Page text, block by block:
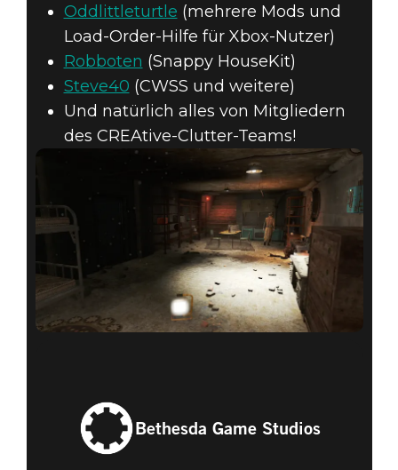
Oddlittleturtle (mehrere Mods und
Load-Order-Hilfe für Xbox-Nutzer)
Robboten (Snappy HouseKit)
Steve40 (CWSS und weitere)
Und natürlich alles von Mitgliedern
des CREAtive-Clutter-Teams!
Bethesda Game Studios